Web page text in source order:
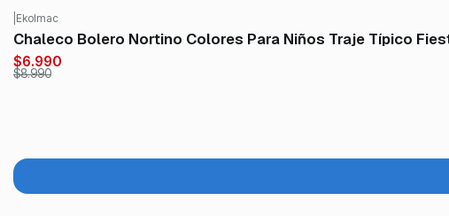
Ekolmac
Chaleco Bolero Nortino Colores Para Niños Traje Típico
$6.990
$8.990